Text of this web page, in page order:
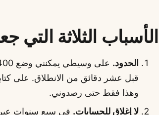
الأسباب الثلاثة التي
الحدود.
وهذا فقط حتى رصدوني.
لا إغلاق للحسابات. في سبع سنوات